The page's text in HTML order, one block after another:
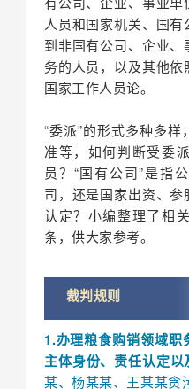
人员和国家机关、国
到非国有公司、企业
务的人员，以及其他
国家工作人员论。
“委派”的形式多种多
准等，如何判断受委
员？“国有公司”是指
司，还是国家出资、
认定？小编整理了相
条，供大家参考。
裁判规则
1.办理粮食购销领域
主体身份、责任认定
某、杨某某、王某某贪